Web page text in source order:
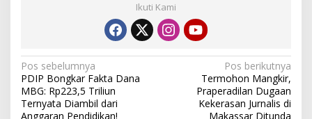
D
i
s
i
p
i
Ikuti Kami
N
a
v
Pos sebelumnya
PDIP Bongkar Fakta Dana
MBG: Rp223,5 Triliun
Ternyata Diambil dari
Anggaran Pendidikan!
Pos berikutnya
Termohon Mangkir,
Praperadilan Dugaan
Kekerasan Jurnalis di
Makassar Ditunda